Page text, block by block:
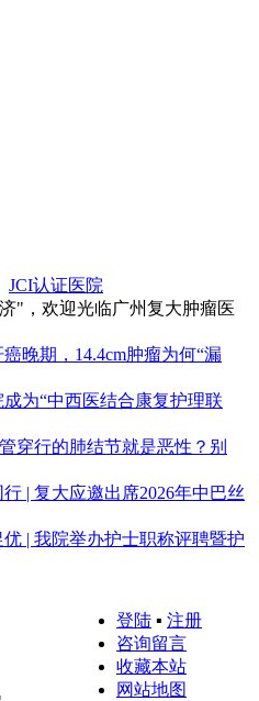
JCI认证医院
"，欢迎光临广州复大肿瘤医
晚期，14.4cm肿瘤为何“漏
为“中西医结合康复护理联
穿行的肺结节就是恶性？别
| 复大应邀出席2026年中巴丝
| 我院举办护士职称评聘暨护
登陆 ▪ 注册
咨询留言
收藏本站
网站地图